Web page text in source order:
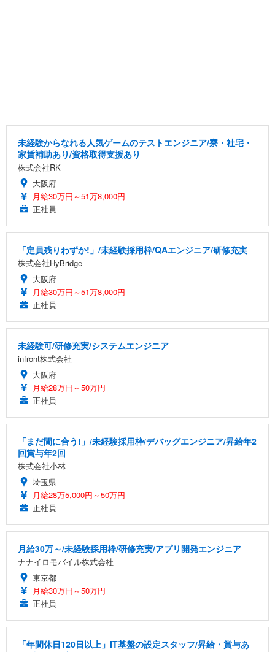
未経験からなれる人気ゲームのテストエンジニア/寮・社宅・
家賃補助あり/資格取得支援あり
株式会社RK
大阪府
月給30万円～51万8,000円
正社員
「定員残りわずか!」/未経験採用枠/QAエンジニア/研修充実
株式会社HyBridge
大阪府
月給30万円～51万8,000円
正社員
未経験可/研修充実/システムエンジニア
infront株式会社
大阪府
月給28万円～50万円
正社員
「まだ間に合う!」/未経験採用枠/デバッグエンジニア/昇給年2
回賞与年2回
株式会社小林
埼玉県
月給28万5,000円～50万円
正社員
月給30万～/未経験採用枠/研修充実/アプリ開発エンジニア
ナナイロモバイル株式会社
東京都
月給30万円～50万円
正社員
「年間休日120日以上」IT基盤の設定スタッフ/昇給・賞与あ